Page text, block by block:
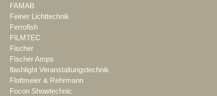
FAMAB
Feiner Lichttechnik
Ferrofish
FILMTEC
Fischer
Fischer Amps
flashlight Veranstaltungstechnik
Flottmeier & Rehrmann
Focon Showtechnic